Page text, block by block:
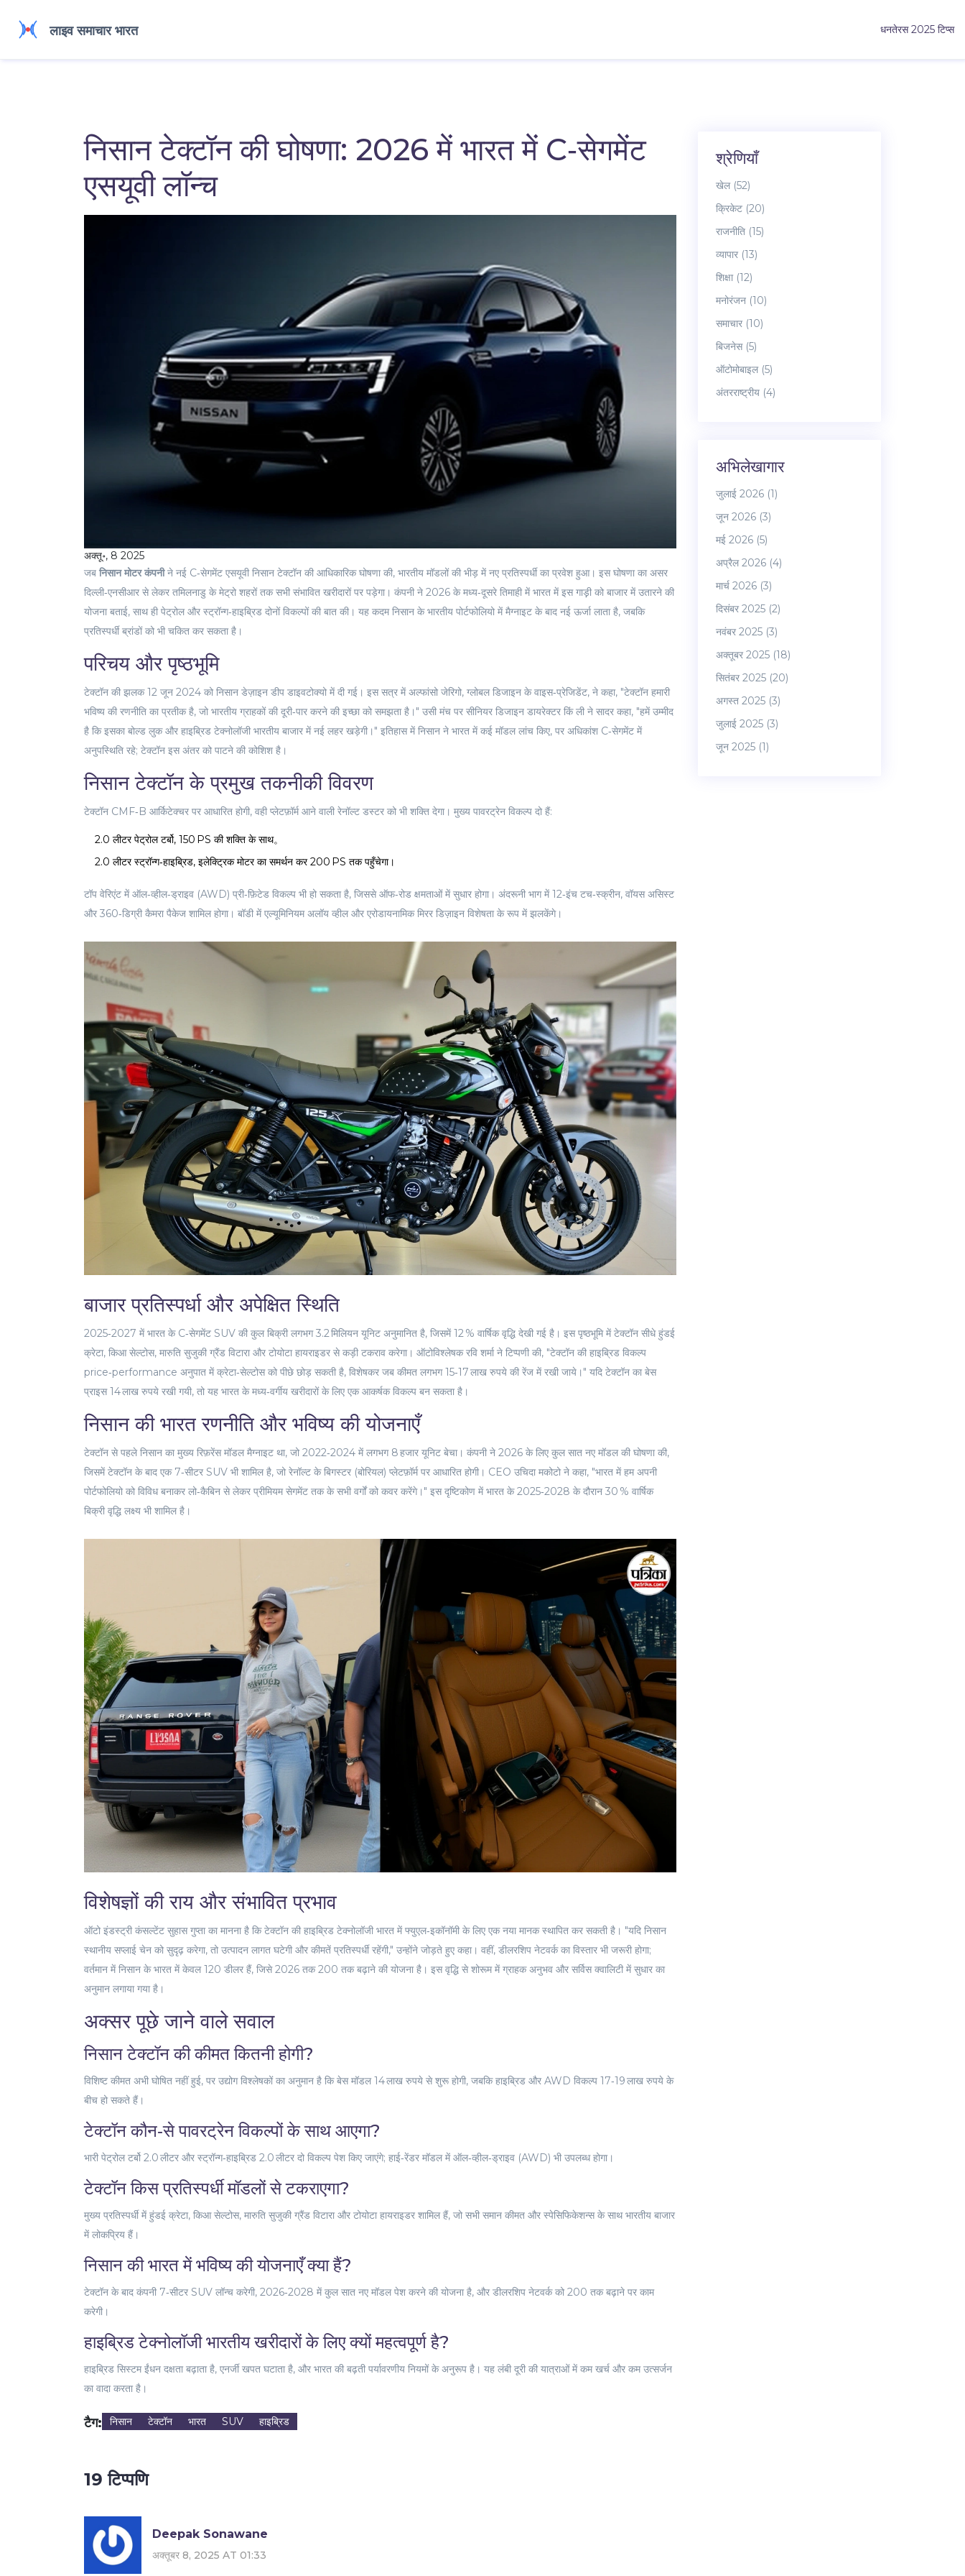
धनतेरस 2025 टिप्स
निसान टेक्टॉन की घोषणा: 2026 में भारत में C‑सेगमेंट
एसयूवी लॉन्च
अक्तू॰, 8 2025
जब निसान मोटर कंपनीने नई C‑सेगमेंट एसयूवी निसान टेक्टॉन की आधिकारिक घोषणा की, भारतीय मॉडलों की भीड़ में नए प्रतिस्पर्धी का प्रवेश हुआ। इस घोषणा का असर
दिल्ली‑एनसीआर से लेकर तमिलनाडु के मेट्रो शहरों तक सभी संभावित खरीदारों पर पड़ेगा। कंपनी ने 2026 के मध्य‑दूसरे तिमाही में भारत में इस गाड़़ी को बाजार में उतारने की
योजना बताई, साथ ही पेट्रोल और स्ट्रॉन्ग‑हाइब्रिड दोनों विकल्पों की बात की। यह कदम निसान के भारतीय पोर्टफोलियो में मैग्नाइट के बाद नई ऊर्जा लाता है, जबकि
प्रतिस्पर्धी ब्रांडों को भी चकित कर सकता है।
परिचय और पृष्ठभूमि
टेक्टॉन की झलक 12 जून 2024 को निसान डेज़ाइन डीप डाइवटोक्यो में दी गई। इस सत्र मेंअल्फांसो जेरिगो, ग्लोबल डिजाइन के वाइस‑प्रेजिडेंट, ने कहा, "टेक्टॉन हमारी
भविष्‍य की रणनीति का प्रतीक है, जो भारतीय ग्राहकों की दूरी‑पार करने की इच्छा को समझता है।" उसी मंच पर सीनियर डिजाइन डायरेक्टर किं ली ने सादर कहा, "हमें उम्मीद
है कि इसका बोल्ड लुक और हाइब्रिड टेक्नोलॉजी भारतीय बाजार में नई लहर खड़ेगी।" इतिहास में निसान ने भारत में कई मॉडल लांच किए, पर अधिकांश C‑सेगमेंट में
अनुपस्थिति रहे; टेक्टॉन इस अंतर को पाटने की कोशिश है।
निसान टेक्टॉन के प्रमुख तकनीकी विवरण
टेक्टॉन CMF‑B आर्किटेक्चर पर आधारित होगी, वही प्लेटफ़ॉर्म आने वाली रेनॉल्ट डस्टर को भी शक्ति देगा। मुख्य पावरट्रेन विकल्प दो हैं:
2.0 लीटर पेट्रोल टर्बो, 150 PS की शक्ति के साथ。
2.0 लीटर स्ट्रॉन्ग‑हाइब्रिड, इलेक्ट्रिक मोटर का समर्थन कर 200 PS तक पहुँचेगा।
टॉप वेरिएंट में ऑल‑व्हील‑ड्राइव (AWD) प्री‑फ़िटेड विकल्प भी हो सकता है, जिससे ऑफ‑रोड क्षमताओं में सुधार होगा। अंदरूनी भाग में 12‑इंच टच‑स्क्रीन, वॉयस असिस्ट
और 360‑डिग्री कैमरा पैकेज शामिल होगा। बॉडी में एल्यूमिनियम अलॉय व्हील और एरोडायनामिक मिरर डिज़ाइन विशेषता के रूप में झलकेंगे।
बाजार प्रतिस्पर्धा और अपेक्षित स्थिति
2025‑2027 में भारत के C‑सेगमेंट SUV की कुल बिक्री लगभग 3.2 मिलियन यूनिट अनुमानित है, जिसमें 12 % वार्षिक वृद्धि देखी गई है। इस पृष्ठभूमि में टेक्टॉन सीधेहुंडई
क्रेटा, किआ सेल्टोस, मारुति सुजुकी ग्रैंड विटारा और टोयोटा हायराइडर से कड़ी टकराव करेगा। ऑटोविश्लेषकरवि शर्मा ने टिप्पणी की, "टेक्टॉन की हाइब्रिड विकल्प
price‑performance अनुपात में क्रेटा‑सेल्टोस को पीछे छोड़ सकती है, विशेषकर जब कीमत लगभग 15‑17 लाख रुपये की रेंज में रखी जाये।" यदि टेक्टॉन का बेस
प्राइस 14 लाख रुपये रखी गयी, तो यह भारत के मध्य‑वर्गीय खरीदारों के लिए एक आकर्षक विकल्प बन सकता है।
निसान की भारत रणनीति और भविष्य की योजनाएँ
टेक्टॉन से पहले निसान का मुख्य रिफ़रेंस मॉडलमैग्नाइट था, जो 2022‑2024 में लगभग 8 हजार यूनिट बेचा। कंपनी ने 2026 के लिए कुल सात नए मॉडल की घोषणा की,
जिसमें टेक्टॉन के बाद एक 7‑सीटर SUV भी शामिल है, जो रेनॉल्ट के बिगस्टर (बोरियल) प्लेटफ़ॉर्म पर आधारित होगी। CEO उचिदा मकोटो ने कहा, "भारत में हम अपनी
पोर्टफोलियो को विविध बनाकर लो‑कैबिन से लेकर प्रीमियम सेगमेंट तक के सभी वर्गों को कवर करेंगे।" इस दृष्टिकोण में भारत के 2025‑2028 के दौरान 30 % वार्षिक
बिक्री वृद्धि लक्ष्य भी शामिल है।
विशेषज्ञों की राय और संभावित प्रभाव
ऑटो इंडस्ट्री कंसल्टेंट सुहास गुप्ता का मानना है कि टेक्टॉन की हाइब्रिड टेक्नोलॉजी भारत में फ्युएल‑इकॉनॉमी के लिए एक नया मानक स्थापित कर सकती है। "यदि निसान
स्थानीय सप्लाई चेन को सुदृढ़ करेगा, तो उत्पादन लागत घटेगी और कीमतें प्रतिस्पर्धी रहेंगी," उन्होंने जोड़ते हुए कहा। वहीं, डीलरशिप नेटवर्क का विस्तार भी जरूरी होगा;
वर्तमान में निसान के भारत में केवल 120 डीलर हैं, जिसे 2026 तक 200 तक बढ़ाने की योजना है। इस वृद्धि से शोरूम में ग्राहक अनुभव और सर्विस क्वालिटी में सुधार का
अनुमान लगाया गया है।
अक्सर पूछे जाने वाले सवाल
निसान टेक्टॉन की कीमत कितनी होगी?
विशिष्ट कीमत अभी घोषित नहीं हुई, पर उद्योग विश्लेषकों का अनुमान है कि बेस मॉडल 14 लाख रुपये से शुरू होगी, जबकि हाइब्रिड और AWD विकल्प 17‑19 लाख रुपये के
बीच हो सकते हैं।
टेक्टॉन कौन‑से पावरट्रेन विकल्पों के साथ आएगा?
भारी पेट्रोल टर्बो 2.0 लीटर और स्ट्रॉन्ग‑हाइब्रिड 2.0 लीटर दो विकल्प पेश किए जाएंगे; हाई‑रेंडर मॉडल में ऑल‑व्हील‑ड्राइव (AWD) भी उपलब्ध होगा।
टेक्टॉन किस प्रतिस्पर्धी मॉडलों से टकराएगा?
मुख्य प्रतिस्पर्धी में हुंडई क्रेटा, किआ सेल्टोस, मारुति सुजुकी ग्रैंड विटारा और टोयोटा हायराइडर शामिल हैं, जो सभी समान कीमत और स्पेसिफिकेशन्स के साथ भारतीय बाजार
में लोकप्रिय हैं।
निसान की भारत में भविष्य की योजनाएँ क्या हैं?
टेक्टॉन के बाद कंपनी 7‑सीटर SUV लॉन्च करेगी, 2026‑2028 में कुल सात नए मॉडल पेश करने की योजना है, और डीलरशिप नेटवर्क को 200 तक बढ़ाने पर काम
करेगी।
हाइब्रिड टेक्नोलॉजी भारतीय खरीदारों के लिए क्यों महत्वपूर्ण है?
हाइब्रिड सिस्टम ईंधन दक्षता बढ़ाता है, एनर्जी खपत घटाता है, और भारत की बढ़ती पर्यावरणीय नियमों के अनुरूप है। यह लंबी दूरी की यात्राओं में कम खर्च और कम उत्सर्जन
का वादा करता है।
टैग: निसान टेक्टॉन भारत SUV हाइब्रिड
19 टिप्पणि
Deepak Sonawane
अक्तूबर 8, 2025 AT 01:33
श्रेणियाँ
खेल (52)
क्रिकेट (20)
राजनीति (15)
व्यापार (13)
शिक्षा (12)
मनोरंजन (10)
समाचार (10)
बिजनेस (5)
ऑटोमोबाइल (5)
अंतरराष्ट्रीय (4)
अभिलेखागार
जुलाई 2026 (1)
जून 2026 (3)
मई 2026 (5)
अप्रैल 2026 (4)
मार्च 2026 (3)
दिसंबर 2025 (2)
नवंबर 2025 (3)
अक्तूबर 2025 (18)
सितंबर 2025 (20)
अगस्त 2025 (3)
जुलाई 2025 (3)
जून 2025 (1)